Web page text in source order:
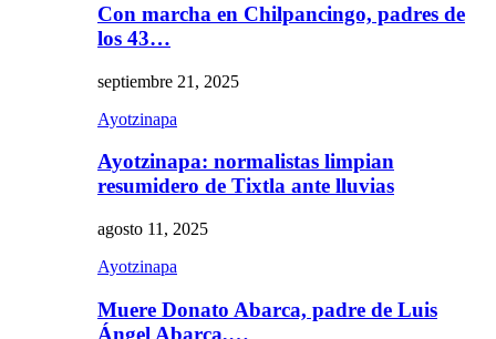
Con marcha en Chilpancingo, padres de
los 43…
septiembre 21, 2025
Ayotzinapa
Ayotzinapa: normalistas limpian
resumidero de Tixtla ante lluvias
agosto 11, 2025
Ayotzinapa
Muere Donato Abarca, padre de Luis
Ángel Abarca,…